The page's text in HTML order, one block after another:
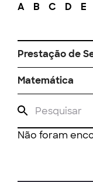
A B C D E
Prestação de
Matemática
Não foram